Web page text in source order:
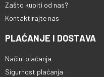
Zašto kupiti od nas?
Kontaktirajte nas
PLAĆANJE I DOSTAVA
Načini plaćanja
Sigurnost plaćanja